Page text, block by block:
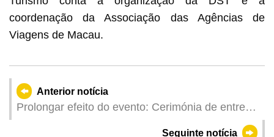
coordenação da Associação das Agências de
Viagens de Macau.
Anterior notícia
Prolongar efeito do evento: Cerimónia de entrega
Seguinte notícia